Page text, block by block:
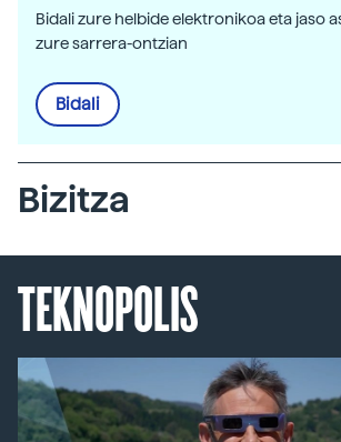
Bidali zure helbide elektronikoa eta jaso
zure sarrera-ontzian
Bidali
Bizitza
TEKNOPOLIS